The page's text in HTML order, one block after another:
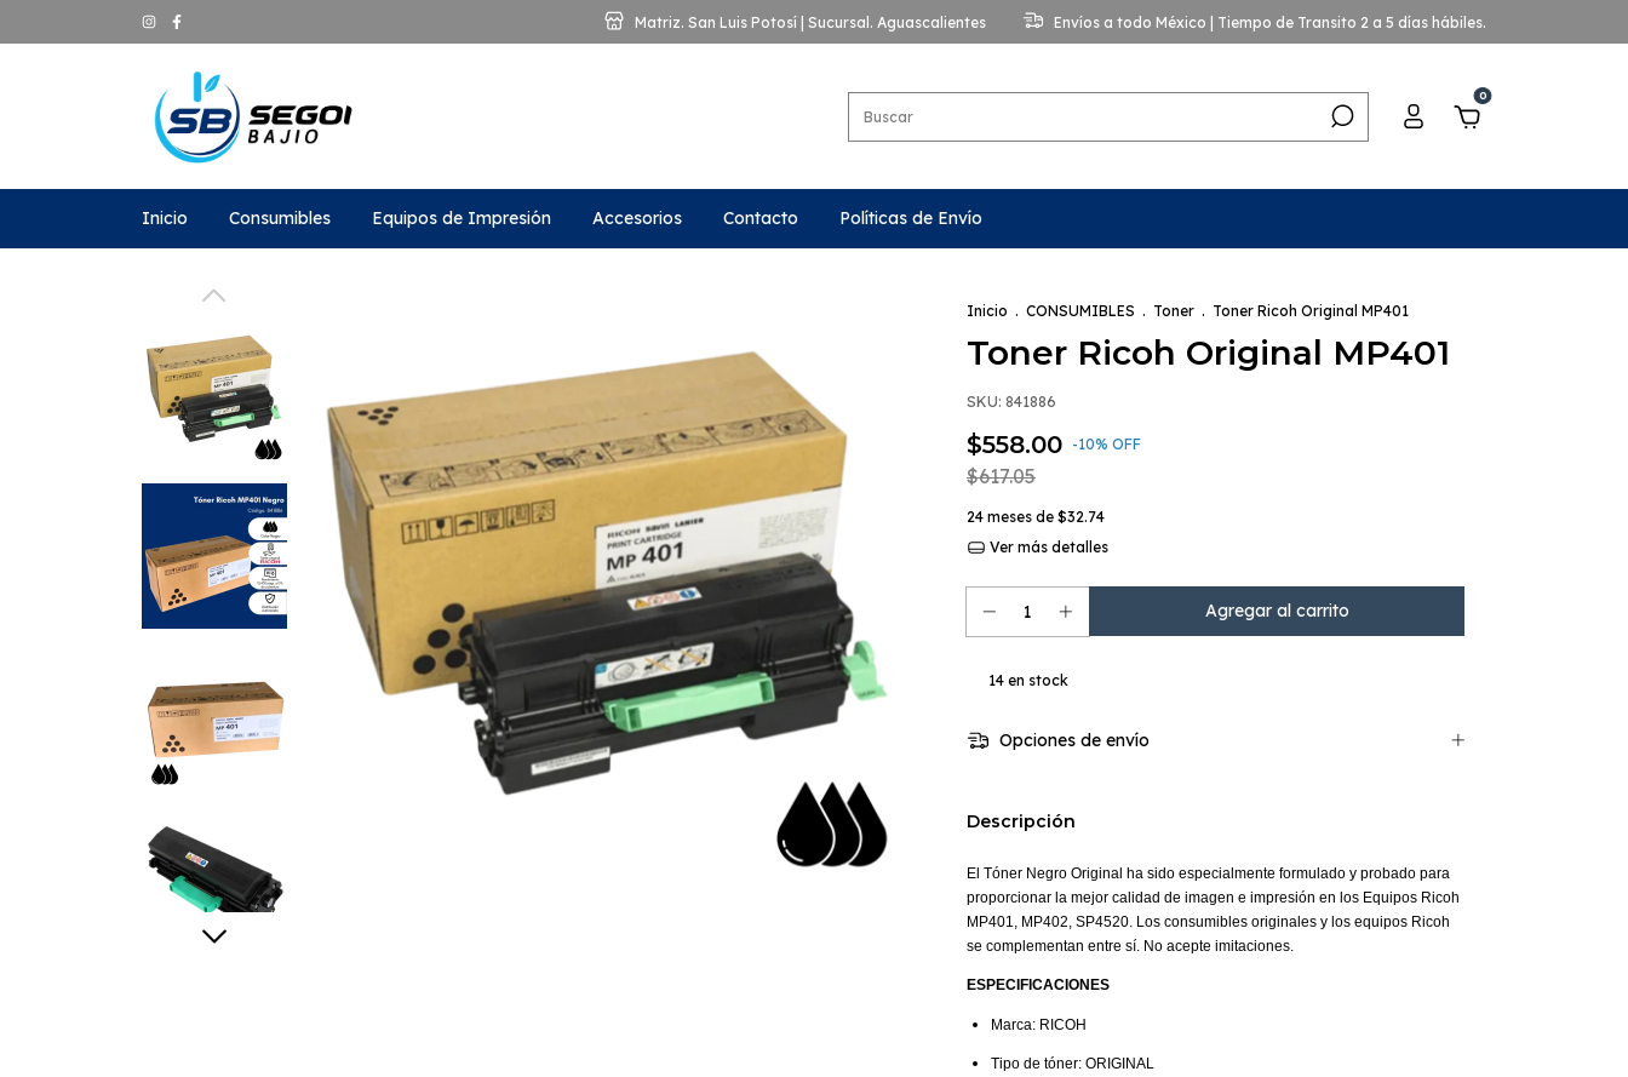
Matriz. San Luis Potosí | Sucursal. Aguascalientes Envíos a todo México | Tiempo de Transito 2 a 5 días hábiles.
0
Inicio Consumibles Equipos de Impresión Accesorios Contacto Políticas de Envío
Inicio . CONSUMIBLES . Toner . Toner Ricoh Original MP401
Toner Ricoh Original MP401
SKU: 841886
$558.00 -10% OFF
$617.05
24 meses de $32.74
Ver más detalles
14en stock
Opciones de envío
Descripción
El Tóner Negro Original ha sido especialmente formulado y probado para
proporcionar la mejor calidad de imagen e impresión en los Equipos Ricoh
MP401, MP402, SP4520. Los consumibles originales y los equipos Ricoh
se complementan entre sí. No acepte imitaciones.
ESPECIFICACIONES
Marca: RICOH
Tipo de tóner: ORIGINAL